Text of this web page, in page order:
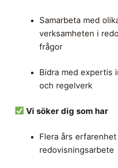
Samarbeta med
verksamheten i
frågor
Bidra med expertis
och regelverk
Vi söker dig som har
Flera års
redovisningsarbete